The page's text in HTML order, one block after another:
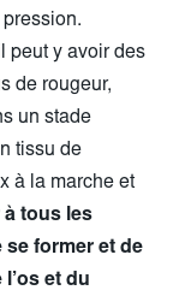
peut y avoir des
de rougeur,
un stade
tissu de
à la marche et
à tous les
se former et de
et du